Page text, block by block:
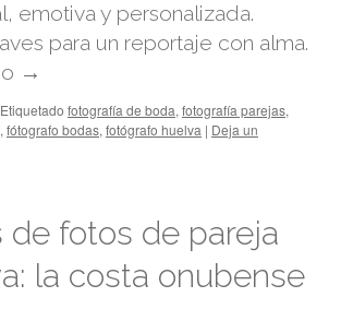
emotiva y personalizada.
para un reportaje con alma.
→
Etiquetado fotografía de boda, fotografía parejas,
, fótografo bodas, fotógrafo huelva | Deja un
de fotos de pareja
la costa onubense